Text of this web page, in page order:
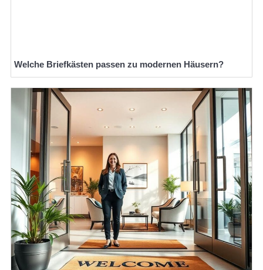
Welche Briefkästen passen zu modernen Häusern?